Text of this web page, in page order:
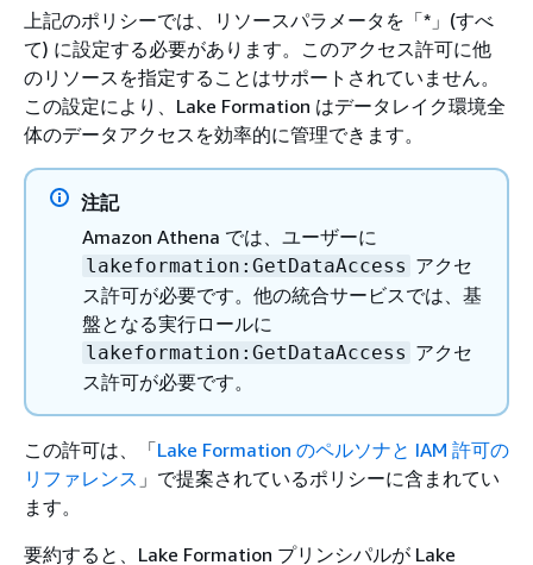
上記のポリシーでは、リソースパラメータを「*」(すべ
て) に設定する必要があります。このアクセス許可に他
のリソースを指定することはサポートされていません。
この設定により、Lake Formation はデータレイク環境全
体のデータアクセスを効率的に管理できます。
注記
Amazon Athena では、ユーザーに
lakeformation:GetDataAccess アクセ
ス許可が必要です。他の統合サービスでは、基
盤となる実行ロールに
lakeformation:GetDataAccess アクセ
ス許可が必要です。
この許可は、「Lake Formation のペルソナと IAM 許可の
リファレンス 」で提案されているポリシーに含まれてい
ます。
要約すると、Lake Formation プリンシパルが Lake